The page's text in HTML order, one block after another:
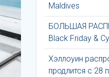
Maldives
БОЛЬШАЯ
Black Friday &
Хэллоуин
продлится с 28